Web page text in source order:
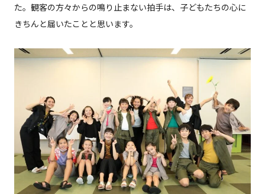
た。観客の方々からの鳴り止まない拍手は、子どもたちの心に
きちんと届いたことと思います。